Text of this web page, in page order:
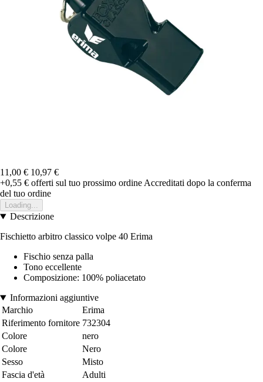
11,00 € 10,97 €
+0,55 € offerti sul tuo prossimo ordine Accreditati dopo la conferma
del tuo ordine
Loading...
Descrizione
Fischietto arbitro classico volpe 40 Erima
Fischio senza palla
Tono eccellente
Composizione: 100% poliacetato
Informazioni aggiuntive
Marchio
Erima
Riferimento fornitore 732304
Colore
nero
Colore
Nero
Sesso
Misto
Fascia d'età
Adulti